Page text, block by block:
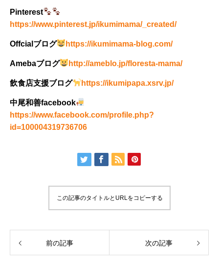
Pinterest
https://www.pinterest.jp/ikumimama/_created/
Offcialブログ https://ikumimama-blog.com/
Amebaブログ http://ameblo.jp/floresta-mama/
飲食店支援ブログ https://ikumipapa.xsrv.jp/
中尾和善facebook
https://www.facebook.com/profile.php?
id=100004319736706
この記事のタイトルとURLをコピーする
前の記事 次の記事